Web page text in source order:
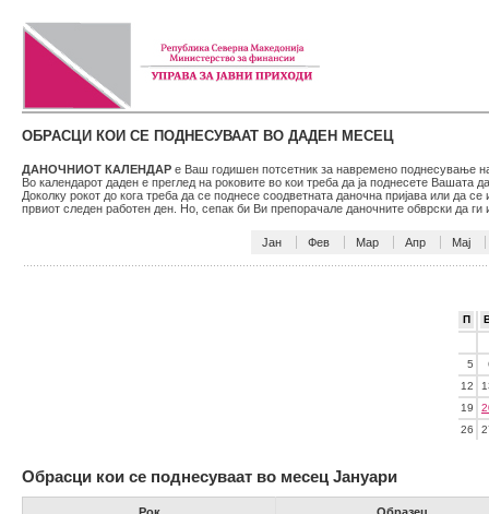
ОБРАСЦИ КОИ СЕ ПОДНЕСУВААТ ВО ДАДЕН МЕСЕЦ
ДАНОЧНИОТ КАЛЕНДАР е Ваш годишен потсетник за навремено поднесување
Во календарот даден е преглед на роковите во кои треба да ја поднесете
Доколку рокот до кога треба да се поднесе соодветната даночна пријава или да
првиот следен работен ден. Но, сепак би Ви препорачале даночните обврски да
Јан Фев Мар Апр Мај
П
5
12
19
26
Обрасци кои се поднесуваат во месец Јануари